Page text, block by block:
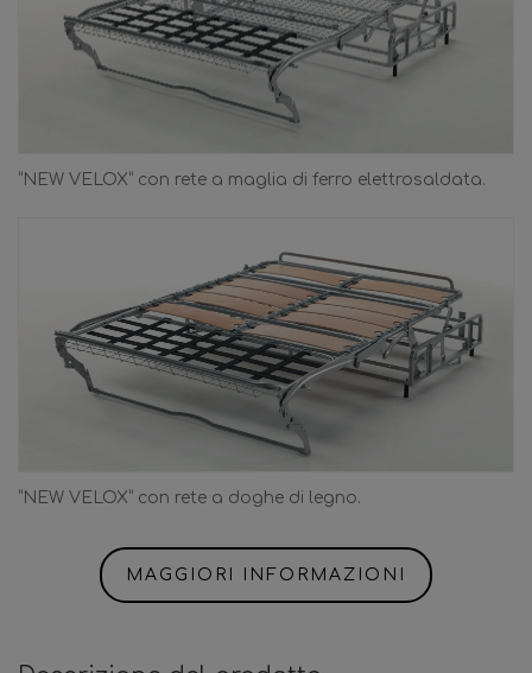
“NEW VELOX” con rete a maglia di ferro elettrosaldata.
“NEW VELOX” con rete a doghe di legno.
MAGGIORI INFORMAZIONI